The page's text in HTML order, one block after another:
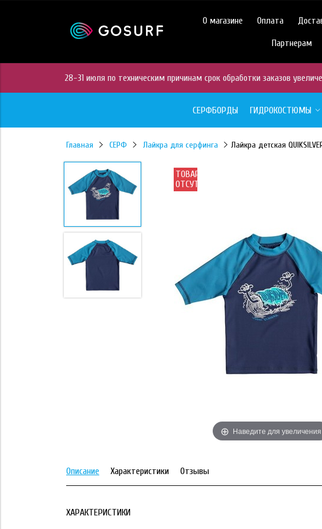
О магазине Оплата
Партнерам
28-31 июля по техническим причинам срок обработки заказов
СЕРФБОРДЫ ГИДРОКОСТЮМЫ
Главная СЕРФ Лайкра для серфинга Лайкра детская
ТОВАР
ОТСУТСТВУЕТ
Наведите для увеличения
Описание Характеристики Отзывы
ХАРАКТЕРИСТИКИ